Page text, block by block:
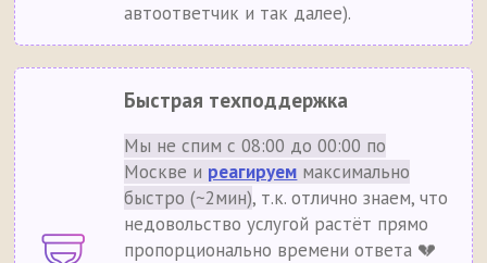
автоответчик и так далее).
Быстрая техподдержка
Мы не спим с 08:00 до 00:00 по
Москве и реагируем максимально
быстро (~2мин), т.к. отлично знаем, что
недовольство услугой растёт прямо
пропорционально времени ответа 💔